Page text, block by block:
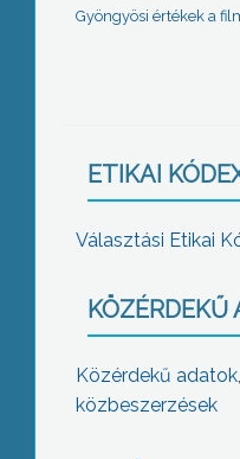
Gyöngyösi értékek a
ETIKAI
Választási Etikai
KÖZÉRDEKŰ
Közérdekű
közbeszerzések